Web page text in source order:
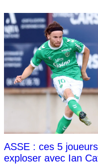
ASSE : ces 5
exploser avec Ian